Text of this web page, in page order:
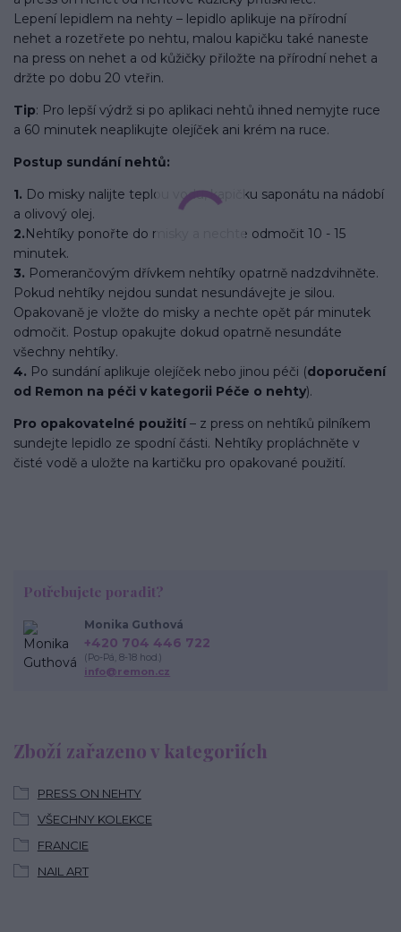
Lepení lepidlem na nehty – lepidlo aplikuje na přírodní
nehet a rozetřete po nehtu, malou kapičku také naneste
na press on nehet a od kůžičky přiložte na přírodní nehet a
držte po dobu 20 vteřin.
Tip: Pro lepší výdrž si po aplikaci nehtů ihned nemyjte ruce
a 60 minutek neaplikujte olejíček ani krém na ruce.
Postup sundání nehtů:
1. Do misky nalijte teplou vodu, kapičku saponátu na nádobí
a olivový olej.
2.Nehtíky ponořte do misky a nechte odmočit 10 - 15
minutek.
3. Pomerančovým dřívkem nehtíky opatrně nadzdvihněte.
Pokud nehtíky nejdou sundat nesundávejte je silou.
Opakovaně je vložte do misky a nechte opět pár minutek
odmočit. Postup opakujte dokud opatrně nesundáte
všechny nehtíky.
4. Po sundání aplikuje olejíček nebo jinou péči (doporučení
od Remon na péči v kategorii Péče o nehty).
Pro opakovatelné použití– z press on nehtíků pilníkem
sundejte lepidlo ze spodní části. Nehtíky propláchněte v
čisté vodě a uložte na kartičku pro opakované použití.
Zboží zařazeno v kategoriích
PRESS ON NEHTY
VŠECHNY KOLEKCE
FRANCIE
NAIL ART
Potřebujete poradit?
Monika Guthová
+420 704 446 722
(Po-Pá, 8-18 hod.)
info@remon.cz